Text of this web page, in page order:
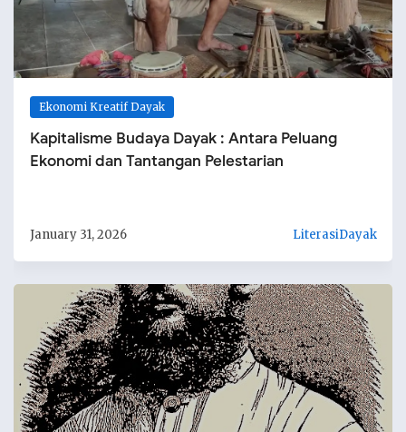
Ekonomi Kreatif Dayak
Kapitalisme Budaya Dayak : Antara Peluang
Ekonomi dan Tantangan Pelestarian
January 31, 2026 LiterasiDayak